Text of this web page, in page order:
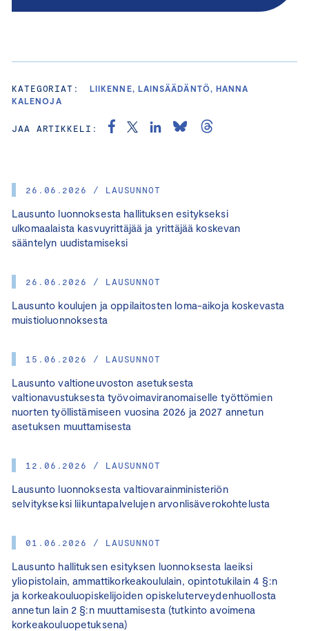
26.06.2026 / LAUSUNNOT
Lausunto luonnoksesta hallituksen esitykseksi
ulkomaalaista kasvuyrittäjää ja yrittäjää koskevan
sääntelyn uudistamiseksi
26.06.2026 / LAUSUNNOT
Lausunto koulujen ja oppilaitosten loma-aikoja koskevasta
muistioluonnoksesta
15.06.2026 / LAUSUNNOT
Lausunto valtioneuvoston asetuksesta
valtionavustuksesta työvoimaviranomaiselle työttömien
nuorten työllistämiseen vuosina 2026 ja 2027 annetun
asetuksen muuttamisesta
12.06.2026 / LAUSUNNOT
Lausunto luonnoksesta valtiovarainministeriön
selvitykseksi liikuntapalvelujen arvonlisäverokohtelusta
01.06.2026 / LAUSUNNOT
Lausunto hallituksen esityksen luonnoksesta laeiksi
yliopistolain, ammattikorkeakoululain, opintotukilain 4 §:n
ja korkeakouluopiskelijoiden opiskeluterveydenhuollosta
annetun lain 2 §:n muuttamisesta (tutkinto avoimena
korkeakouluopetuksena)
KATEGORIAT:
LIIKENNE, LAINSÄÄDÄNTÖ, HANNA
KALENOJA
JAA ARTIKKELI: